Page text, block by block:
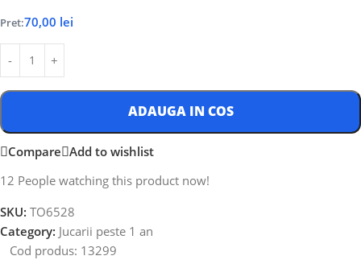
Pret:70,00 lei
ADAUGA IN COS
Compare Add to wishlist
12 People watching this product now!
SKU: TO6528
Category: Jucarii peste 1 an
Cod produs: 13299